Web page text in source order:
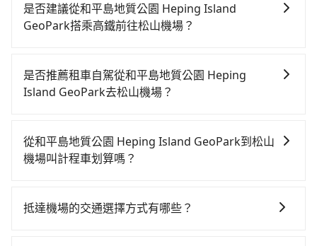
是否建議從和平島地質公園 Heping Island
GeoPark搭乘高鐵前往松山機場？
山機場絕非最佳選擇，高鐵較貴、費時、轉車麻煩！南
港-台北雖然一天最多時有101班車次，從最早06:15到
(基隆市中山區) 前往最靠近的南港高鐵站，叫一輛計程
車花費約600元、車程約27分鐘。抵達高鐵站後，步行
每人票價40元，再用15分鐘出站、等待車站前排班的計
是否推薦租車自駕從和平島地質公園 Heping
Island GeoPark去松山機場？
對的時間彈性，在北北基桃竹有提供甲地乙還的iRent應
該適合你。註冊完iRent的app後，可以每小時
GeoPark到松山機場的花費預估為$200~300，雖已將
從和平島地質公園 Heping Island GeoPark到松山
機場叫計程車划算嗎？
灣大車隊、Uber和Yoxi。依照里程跳錶計算，價格約為
抵達機場的交通選擇方式有哪些？